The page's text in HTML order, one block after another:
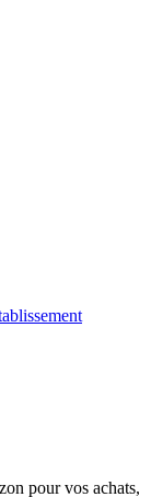
pour vos achats,